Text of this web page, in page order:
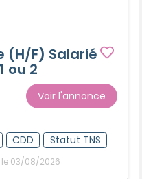
(H/F) Salarié
ou 2
Voir l'annonce
CDD
Statut TNS
le 03/08/2026